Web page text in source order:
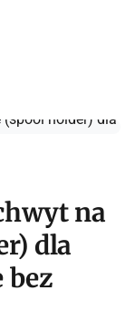
na
dla
bez